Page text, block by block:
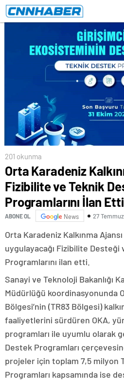
Etti
201 okunma
Orta Karadeniz
Fizibilite ve Teknik
Programlarını İlan Etti
ABONE OL News 27
Orta Karadeniz Kalkınma Ajansı
uygulayacağı Fizibilite Desteği
Programlarını ilan etti.
Sanayi ve Teknoloji Bakanlığı
Müdürlüğü koordinasyonunda
Bölgesi’nin (TR83 Bölgesi)
faaliyetlerini sürdüren OKA,
programları ile uyumlu olarak
Destek Programları
projeler için toplam 7,5 milyon
Programları kapsamında ise